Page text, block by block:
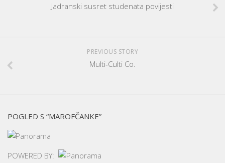
Jadranski susret studenata povijesti
PREVIOUS STORY
Multi-Culti Co.
POGLED S “MAROFČANKE”
POWERED BY: